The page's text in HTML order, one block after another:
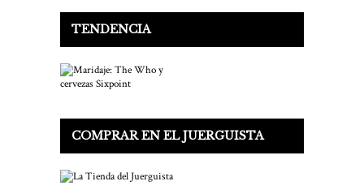
TENDENCIA
COMPRAR EN EL JUERGUISTA